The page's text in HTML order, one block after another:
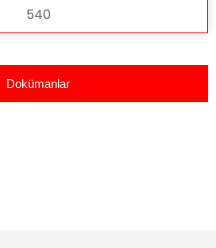
540
Dokümanlar